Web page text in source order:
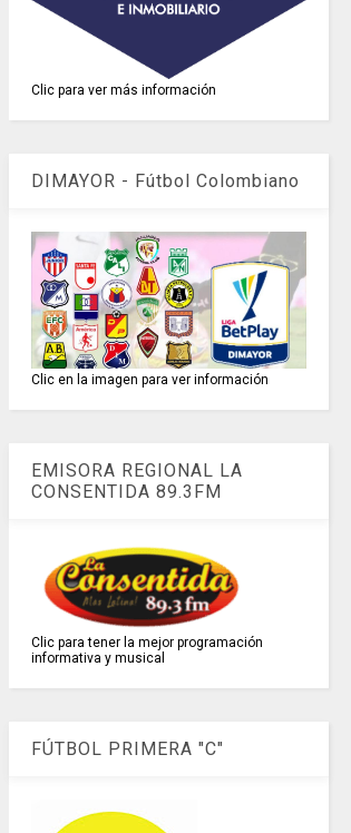
Clic para ver más información
DIMAYOR - Fútbol Colombiano
Clic en la imagen para ver información
EMISORA REGIONAL LA
CONSENTIDA 89.3FM
Clic para tener la mejor programación
informativa y musical
FÚTBOL PRIMERA "C"